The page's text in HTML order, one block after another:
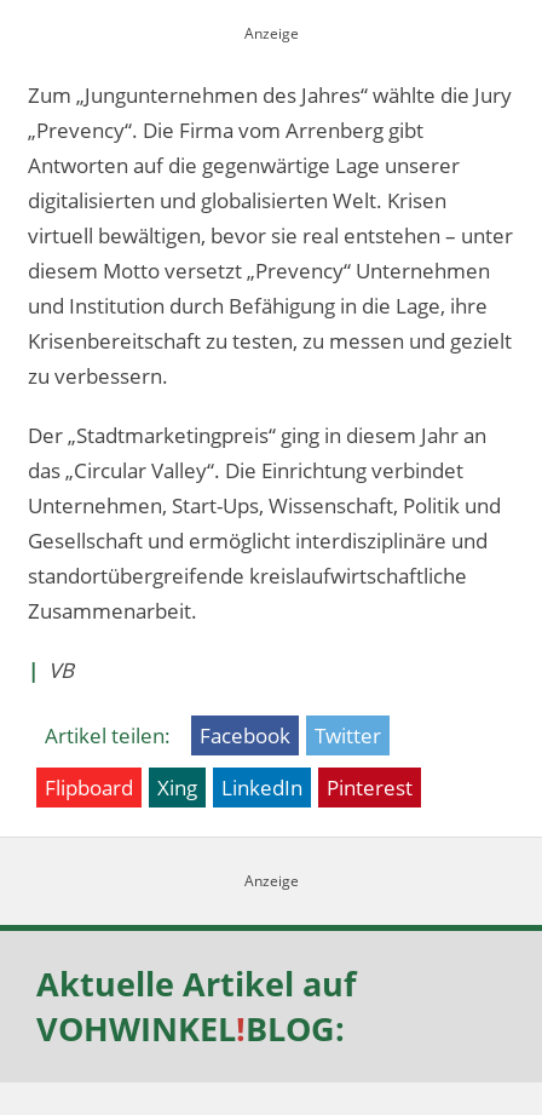
Zum „Jungunternehmen des Jahres“ wählte die Jury
„Prevency“. Die Firma vom Arrenberg gibt
Antworten auf die gegenwärtige Lage unserer
digitalisierten und globalisierten Welt. Krisen
virtuell bewältigen, bevor sie real entstehen – unter
diesem Motto versetzt „Prevency“ Unternehmen
und Institution durch Befähigung in die Lage, ihre
Krisenbereitschaft zu testen, zu messen und gezielt
zu verbessern.
Der „Stadtmarketingpreis“ ging in diesem Jahr an
das „Circular Valley“. Die Einrichtung verbindet
Unternehmen, Start-Ups, Wissenschaft, Politik und
Gesellschaft und ermöglicht interdisziplinäre und
standortübergreifende kreislaufwirtschaftliche
Zusammenarbeit.
| VB
Artikel teilen: Facebook
Twitter
Flipboard
Xing LinkedIn Pinterest
Aktuelle Artikel auf
VOHWINKEL!BLOG: